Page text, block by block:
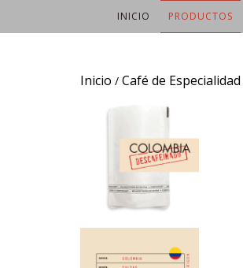
INICIO PRODUCTOS
Inicio / Café de Especialidad